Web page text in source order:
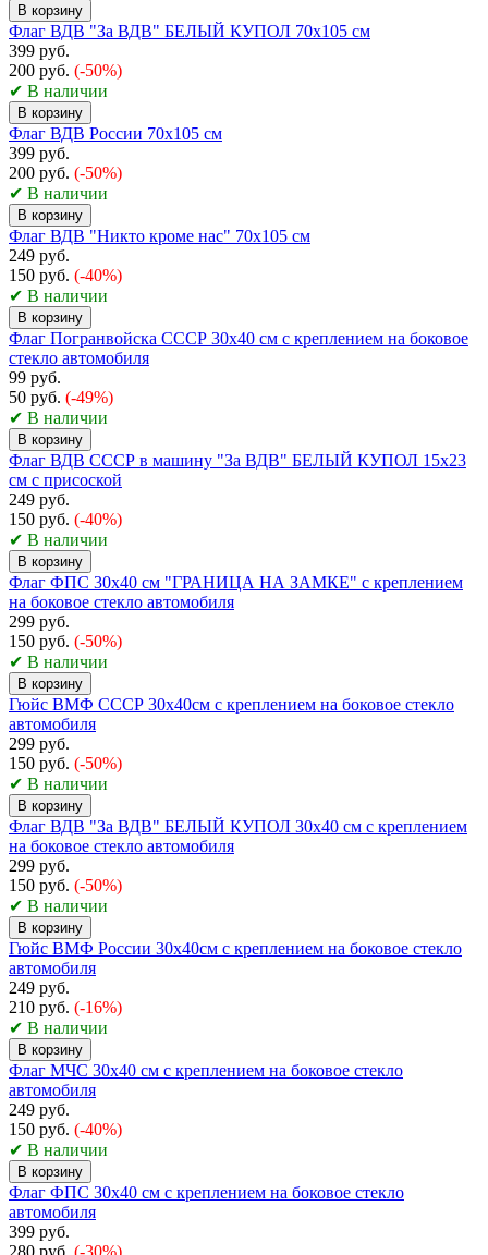
В корзину
Флаг ВДВ "За ВДВ" БЕЛЫЙ КУПОЛ 70х105 см
399 руб.
200 руб. (-50%)
✔ В наличии
В корзину
Флаг ВДВ России 70х105 см
399 руб.
200 руб. (-50%)
✔ В наличии
В корзину
Флаг ВДВ "Никто кроме нас" 70х105 см
249 руб.
150 руб. (-40%)
✔ В наличии
В корзину
Флаг Погранвойска СССР 30х40 см с креплением на боковое
стекло автомобиля
99 руб.
50 руб. (-49%)
✔ В наличии
В корзину
Флаг ВДВ СССР в машину "За ВДВ" БЕЛЫЙ КУПОЛ 15x23
см с присоской
249 руб.
150 руб. (-40%)
✔ В наличии
В корзину
Флаг ФПС 30х40 см "ГРАНИЦА НА ЗАМКЕ" с креплением
на боковое стекло автомобиля
299 руб.
150 руб. (-50%)
✔ В наличии
В корзину
Гюйс ВМФ СССР 30х40см с креплением на боковое стекло
автомобиля
299 руб.
150 руб. (-50%)
✔ В наличии
В корзину
Флаг ВДВ "За ВДВ" БЕЛЫЙ КУПОЛ 30x40 см с креплением
на боковое стекло автомобиля
299 руб.
150 руб. (-50%)
✔ В наличии
В корзину
Гюйс ВМФ России 30х40см с креплением на боковое стекло
автомобиля
249 руб.
210 руб. (-16%)
✔ В наличии
В корзину
Флаг МЧС 30х40 см с креплением на боковое стекло
автомобиля
249 руб.
150 руб. (-40%)
✔ В наличии
В корзину
Флаг ФПС 30х40 см с креплением на боковое стекло
автомобиля
399 руб.
280 руб. (-30%)